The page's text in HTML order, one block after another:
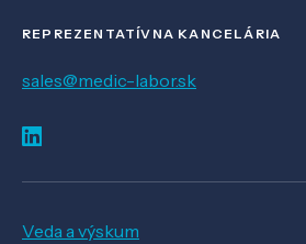
REPREZENTATÍVNA KANCELÁRIA
sales@medic-labor.sk
Veda a výskum